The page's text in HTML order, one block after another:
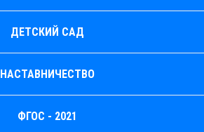
ДЕТСКИЙ САД
НАСТАВНИЧЕСТВО
ФГОС - 2021